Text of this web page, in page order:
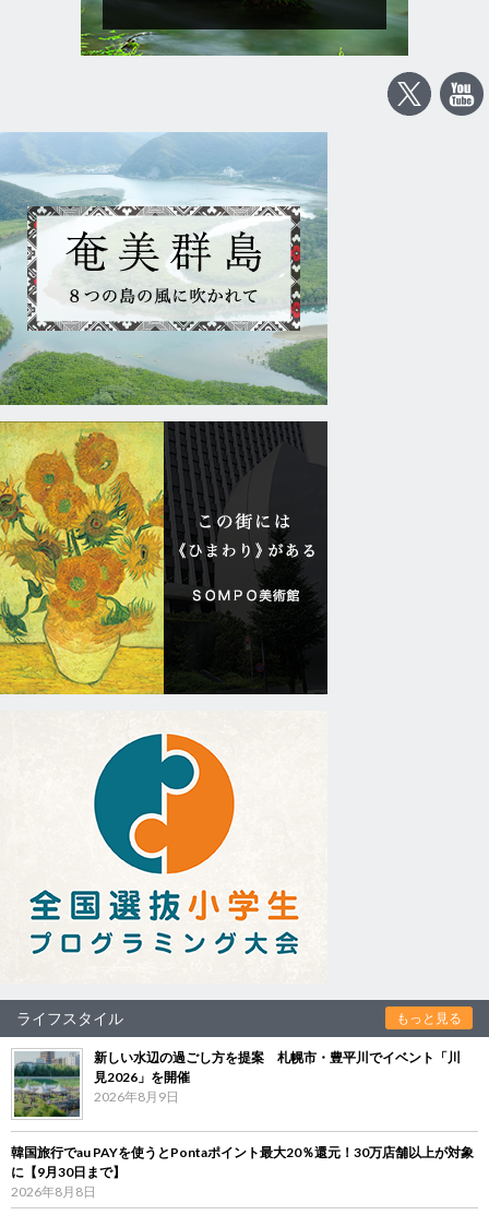
ライフスタイル もっと見る
新しい水辺の過ごし方を提案 札幌市・豊平川でイベント「川
見2026」を開催
2026年8月9日
韓国旅行でau PAYを使うとPontaポイント最大20％還元！30万店舗以上が対象
に【9月30日まで】
2026年8月8日